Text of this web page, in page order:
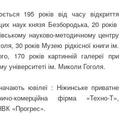
195 років від часу відкриття
наук князя Безбородька, 20 років
науково-методичному центру
30 років Музею рідкісної книги ім.
170 років картинній галереї при
університеті ім. Миколи Гоголя.
ювілеї : Ніжинське приватне
комерційна фірма «Техно-Т»,
«Прогрес».